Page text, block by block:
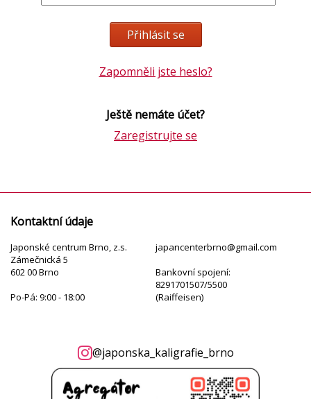
Zapomněli jste heslo?
Ještě nemáte účet?
Zaregistrujte se
Kontaktní údaje
Japonské centrum Brno, z.s.
Zámečnická 5
602 00 Brno
Po-Pá: 9:00 - 18:00
japancenterbrno@gmail.com
Bankovní spojení:
8291701507/5500
(Raiffeisen)
@japonska_kaligrafie_brno